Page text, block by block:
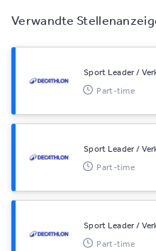
Verwandte
Sport Leader /
Part-time
Sport Leader /
Part-time
Sport Leader /
Part-time